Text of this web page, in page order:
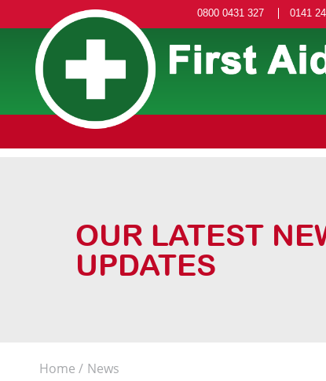
0800 0431 327 0141
OUR LATEST
UPDATES
Home News